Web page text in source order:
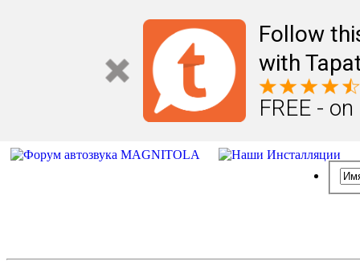
Follow
with
FREE -